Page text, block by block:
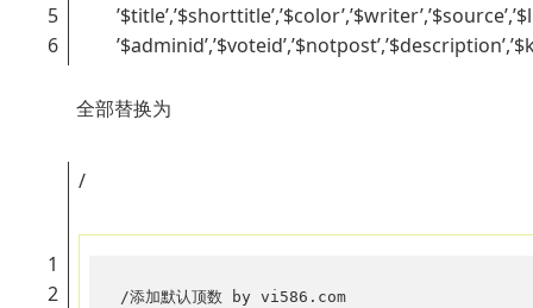
5
6
全部替换为
1
2
/
/添加默认顶数 by vi586.com